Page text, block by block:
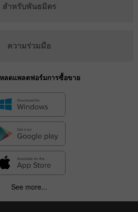
สำหรับพันธมิตร
ความร่วมมือ
ลดแพลตฟอร์มการซื้อขาย
See more...